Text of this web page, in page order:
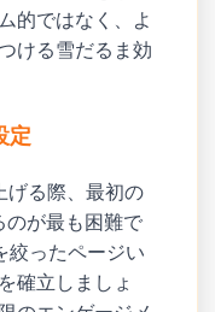
的ではなく、よ
ける雪だるま効
定
げる際、最初の
のが最も困難で
ったページい
確立しましょ